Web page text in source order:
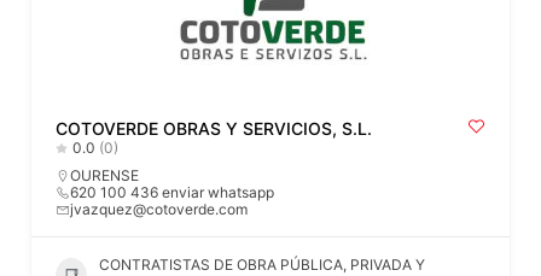
COTOVERDE OBRAS Y SERVICIOS, S.L.
0.0 (0)
OURENSE
620 100 436 enviar whatsapp
jvazquez@cotoverde.com
CONTRATISTAS DE OBRA PÚBLICA, PRIVADA Y